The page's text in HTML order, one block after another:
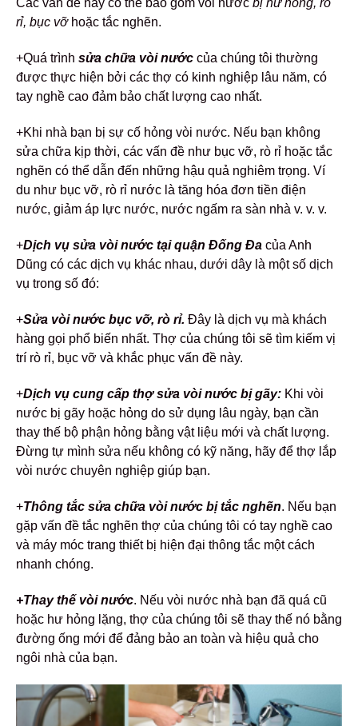
Các vấn đề này có thể bao gồm vòi nước bị hư hỏng, rò
rỉ, bục vỡhoặc tắc nghẽn.
+Quá trình sửa chữa vòi nước của chúng tôi thường
được thực hiện bởi các thợ có kinh nghiệp lâu năm, có
tay nghề cao đảm bảo chất lượng cao nhất.
+Khi nhà bạn bị sự cố hỏng vòi nước. Nếu bạn không
sửa chữa kịp thời, các vấn đề như bục vỡ, rò rỉ hoặc tắc
nghẽn có thể dẫn đến những hậu quả nghiêm trọng. Ví
du như bục vỡ, rò rỉ nước là tăng hóa đơn tiền điện
nước, giảm áp lực nước, nước ngấm ra sàn nhà v. v. v.
+Dịch vụ sửa vòi nước tại quận Đống Đa của Anh
Dũng có các dịch vụ khác nhau, dưới dây là một số dịch
vụ trong số đó:
+Sửa vòi nước bục vỡ, rò rỉ. Đây là dịch vụ mà khách
hàng gọi phổ biến nhất. Thợ của chúng tôi sẽ tìm kiếm vị
trí rò rỉ, bục vỡ và khắc phục vấn đề này.
+Dịch vụ cung cấp thợ sửa vòi nước bị gãy: Khi vòi
nước bị gãy hoặc hỏng do sử dụng lâu ngày, bạn cần
thay thế bộ phận hỏng bằng vật liệu mới và chất lượng.
Đừng tự mình sửa nếu không có kỹ năng, hãy để thợ lắp
vòi nước chuyên nghiệp giúp bạn.
+Thông tắc sửa chữa vòi nước bị tắc nghẽn. Nếu bạn
gặp vấn đề tắc nghẽn thợ của chúng tôi có tay nghề cao
và máy móc trang thiết bị hiện đại thông tắc một cách
nhanh chóng.
+Thay thế vòi nước. Nếu vòi nước nhà bạn đã quá cũ
hoặc hư hỏng lặng, thợ của chúng tôi sẽ thay thế nó bằng
đường ống mới để đảng bảo an toàn và hiệu quả cho
ngôi nhà của bạn.